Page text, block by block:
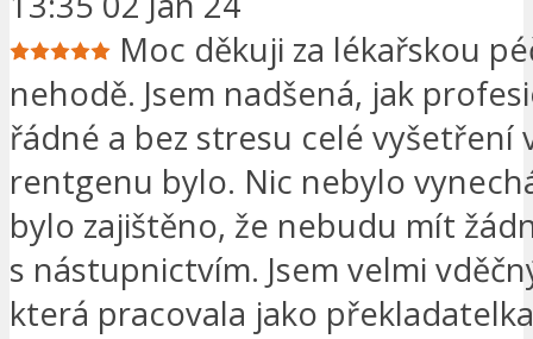
Moc děkuji za lékařskou
nehodě. Jsem nadšená, jak
řádné a bez stresu celé vyšetření
rentgenu bylo. Nic nebylo
bylo zajištěno, že nebudu mít
s nástupnictvím. Jsem velmi
která pracovala jako